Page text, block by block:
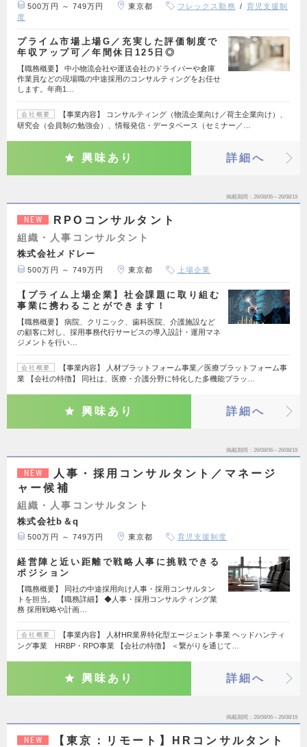
500万円 ～ 749万円 東京都 フレックス勤務
育児支援制
度
プライム市場上場G／充実した評価制度で
年収アップ可／年間休日125日◎
【職務概要】 中小物流会社や運送会社のドライバーや倉庫
作業員などの現場職の中途採用のコンサルティングをお任せ
します。年商1…
会社概要
【事業内容】 コンサルティング（物流企業向け／荷主企業向け）、
研究会（会員制の勉強会）、情報発信・データベース（セミナー／…
興味あり 詳細へ
掲載期間 26/08/06～26/08/19
NEW RPOコンサルタント
組織・人事コンサルタント
株式会社メドレー
500万円 ～ 749万円 東京都 上場企業
【プライム上場企業】社会課題に取り組む
事業に携わることができます！
【職務概要】 病院、クリニック、歯科医院、介護施設など
の顧客に対し、採用事務代行サービスの導入設計・運用マネ
ジメントを行い…
会社概要
【事業内容】 人材プラットフォーム事業／医療プラットフォーム事
業 【会社の特徴】 同社は、医療・介護分野に特化した多機能プラッ…
興味あり 詳細へ
掲載期間 26/08/06～26/08/19
NEW
人事・採用コンサルタント／マネージ
ャー候補
組織・人事コンサルタント
株式会社b＆q
500万円 ～ 749万円 東京都 育児支援制度
経営陣と近い距離で戦略人事に挑戦できる
ポジション
【職務概要】 同社の中途採用向け人事・採用コンサルタン
トを担当。 【職務詳細】 ◆人事・採用コンサルティング業
務 採用戦略や計画…
会社概要
【事業内容】 人材HR業界特化型エージェント事業 ヘッドハンティ
ング事業 HRBP・RPO事業 【会社の特徴】 ＜繋がりを通じて…
興味あり 詳細へ
掲載期間 26/08/06～26/08/19
NEW 【東京：リモート】HRコンサルタント